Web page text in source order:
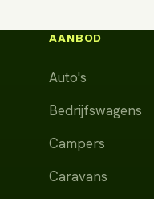
AANBOD
Auto's
Bedrijfswagens
Campers
Caravans